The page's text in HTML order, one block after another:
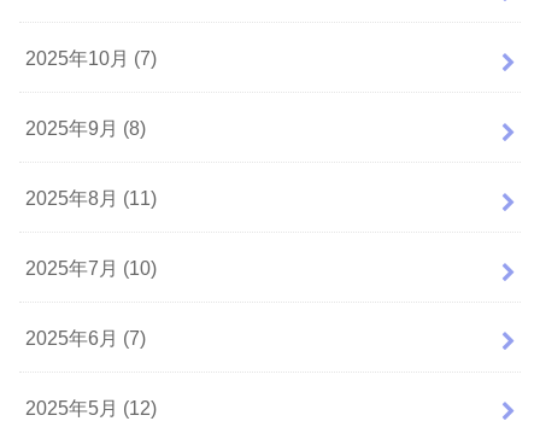
2025年10月 (7)
2025年9月 (8)
2025年8月 (11)
2025年7月 (10)
2025年6月 (7)
2025年5月 (12)